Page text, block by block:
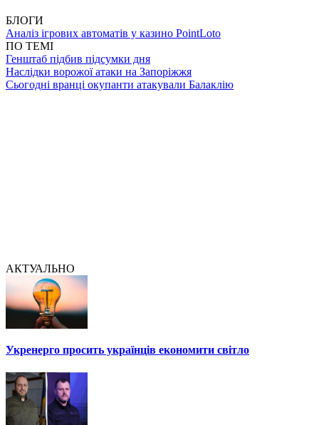
БЛОГИ
Аналіз ігрових автоматів у казино PointLoto
ПО ТЕМІ
Генштаб підбив підсумки дня
Наслідки ворожої атаки на Запоріжжя
Сьогодні вранці окупанти атакували Балаклію
АКТУАЛЬНО
Укренерго просить українців економити світло